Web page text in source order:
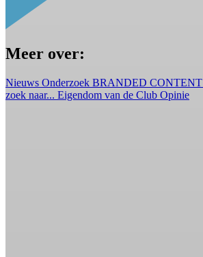
Meer over:
Nieuws Onderzoek BRANDED CONTENT
zoek naar... Eigendom van de Club Opinie